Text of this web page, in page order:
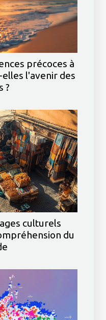
précoces à
l'avenir des
?
culturels
du